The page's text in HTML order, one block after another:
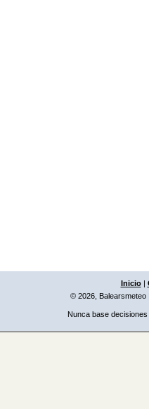
Inicio|
© 2026, Balearsmeteo
Nunca base